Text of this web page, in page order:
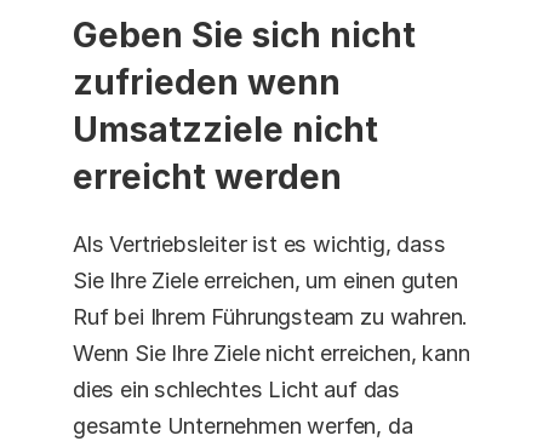
Geben Sie sich nicht
zufrieden wenn
Umsatzziele nicht
erreicht werden
Als Vertriebsleiter ist es wichtig, dass
Sie Ihre Ziele erreichen, um einen guten
Ruf bei Ihrem Führungsteam zu wahren.
Wenn Sie Ihre Ziele nicht erreichen, kann
dies ein schlechtes Licht auf das
gesamte Unternehmen werfen, da